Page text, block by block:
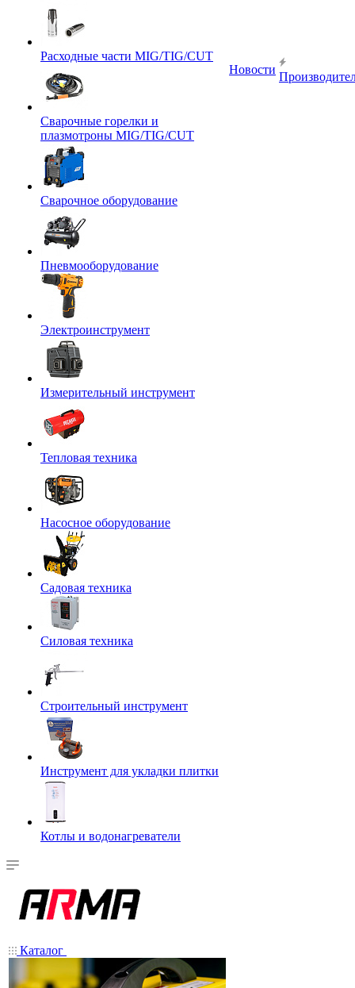
Расходные части MIG/TIG/CUT
Сварочные горелки и
плазмотроны MIG/TIG/CUT
Сварочное оборудование
Пневмооборудование
Электроинструмент
Измерительный инструмент
Тепловая техника
Насосное оборудование
Садовая техника
Силовая техника
Строительный инструмент
Инструмент для укладки плитки
Котлы и водонагреватели
Новости
Каталог